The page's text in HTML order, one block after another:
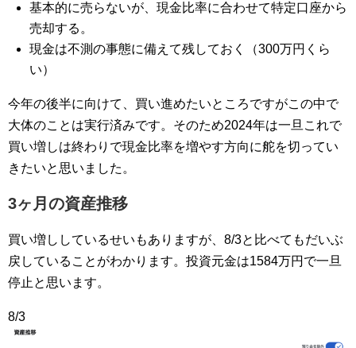
基本的に売らないが、現金比率に合わせて特定口座から
売却する。
現金は不測の事態に備えて残しておく（300万円くら
い）
今年の後半に向けて、買い進めたいところですがこの中で
大体のことは実行済みです。そのため2024年は一旦これで
買い増しは終わりで現金比率を増やす方向に舵を切ってい
きたいと思いました。
3ヶ月の資産推移
買い増ししているせいもありますが、8/3と比べてもだいぶ
戻していることがわかります。投資元金は1584万円で一旦
停止と思います。
8/3